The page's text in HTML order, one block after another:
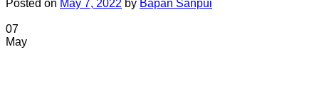
Posted on May 7, 2022 by Bapan Sanpui
07
May